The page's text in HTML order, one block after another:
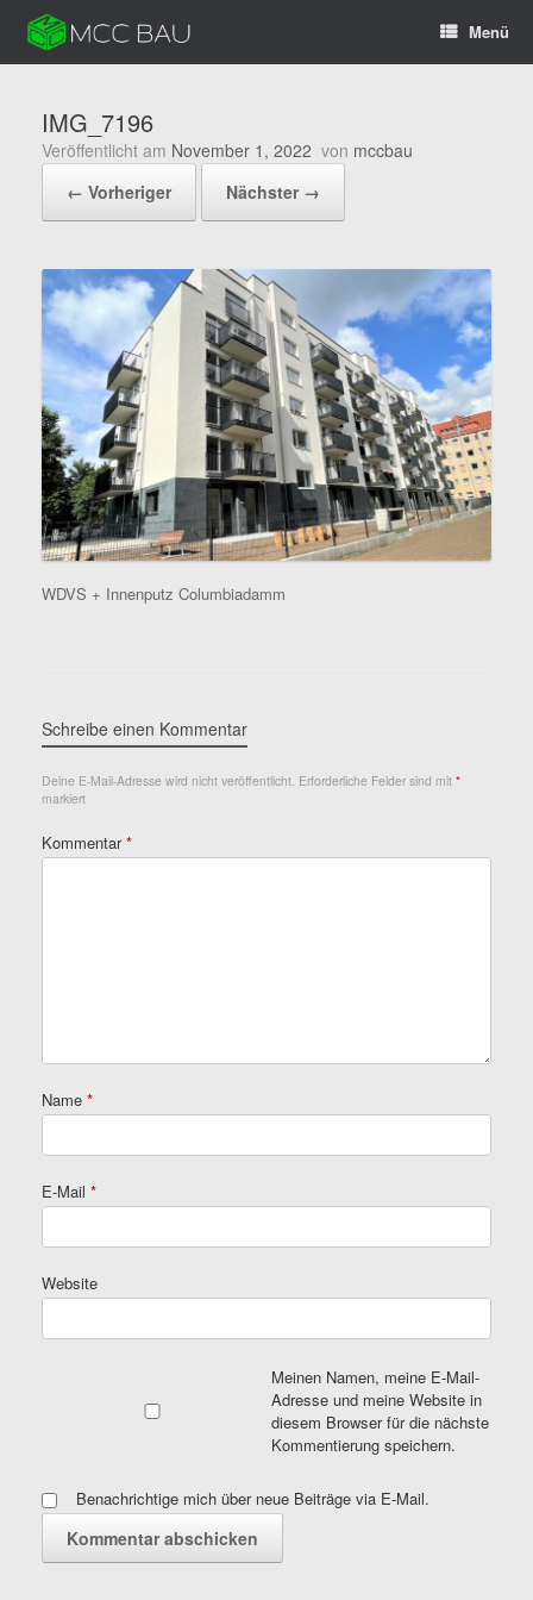
Inhalt
springen
Menü
IMG_7196
Veröffentlicht am November 1, 2022 von mccbau
← Vorheriger
Nächster →
WDVS + Innenputz Columbiadamm
Schreibe einen Kommentar
Deine E-Mail-Adresse wird nicht veröffentlicht. Erforderliche Felder sind mit *
markiert
Kommentar*
Name *
E-Mail *
Website
Meinen Namen, meine E-Mail-
Adresse und meine Website in
diesem Browser für die nächste
Kommentierung speichern.
Benachrichtige mich über neue Beiträge via E-Mail.